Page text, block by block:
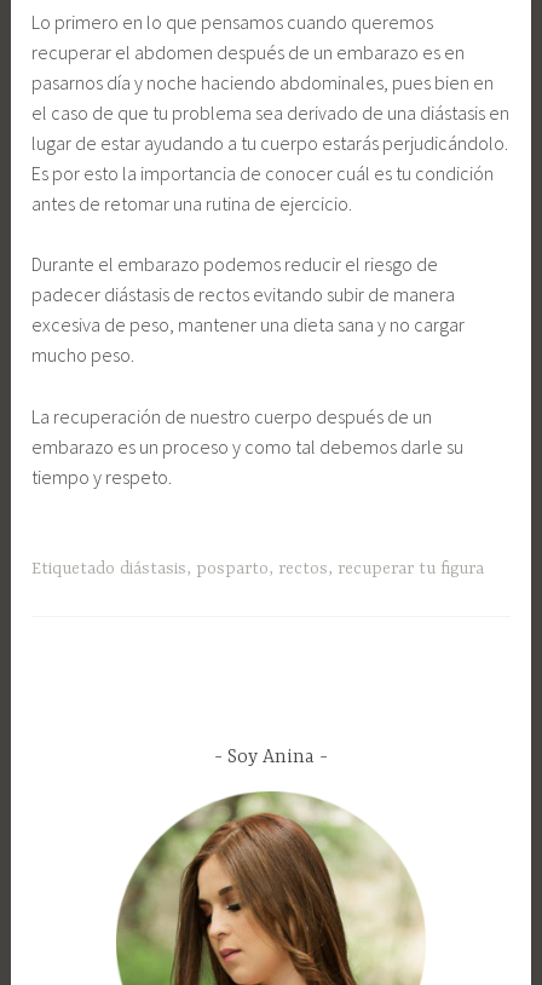
Lo primero en lo que pensamos cuando queremos
recuperar el abdomen después de un embarazo es en
pasarnos día y noche haciendo abdominales, pues bien en
el caso de que tu problema sea derivado de una diástasis en
lugar de estar ayudando a tu cuerpo estarás perjudicándolo.
Es por esto la importancia de conocer cuál es tu condición
antes de retomar una rutina de ejercicio.
Durante el embarazo podemos reducir el riesgo de
padecer diástasis de rectos evitando subir de manera
excesiva de peso, mantener una dieta sana y no cargar
mucho peso.
La recuperación de nuestro cuerpo después de un
embarazo es un proceso y como tal debemos darle su
tiempo y respeto.
Etiquetado diástasis, posparto, rectos, recuperar tu figura
Soy Anina